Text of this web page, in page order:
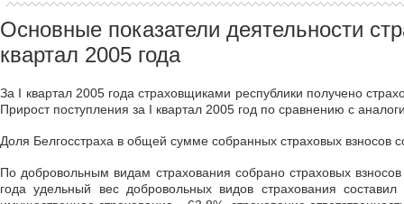
Основные показатели деятельности
квартал 2005 года
За I квартал 2005 года страховщиками республики получено
Прирост поступления за I квартал 2005 год по сравнению с
Доля Белгосстраха в общей сумме собранных страховых взносов
По добровольным видам страхования собрано страховых
года удельный вес добровольных видов страхования